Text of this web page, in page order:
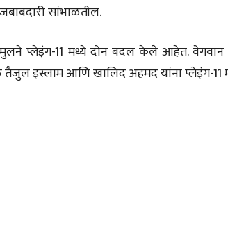
सांभाळतील.
प्लेइंग-11 मध्ये दोन बदल केले आहेत.
तैजुल इस्लाम आणि खालिद अहमद यांना प्लेइंग-